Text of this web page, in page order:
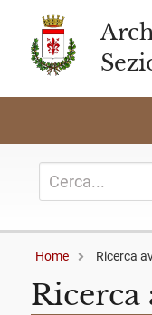
Home Ricerca
Ricerca